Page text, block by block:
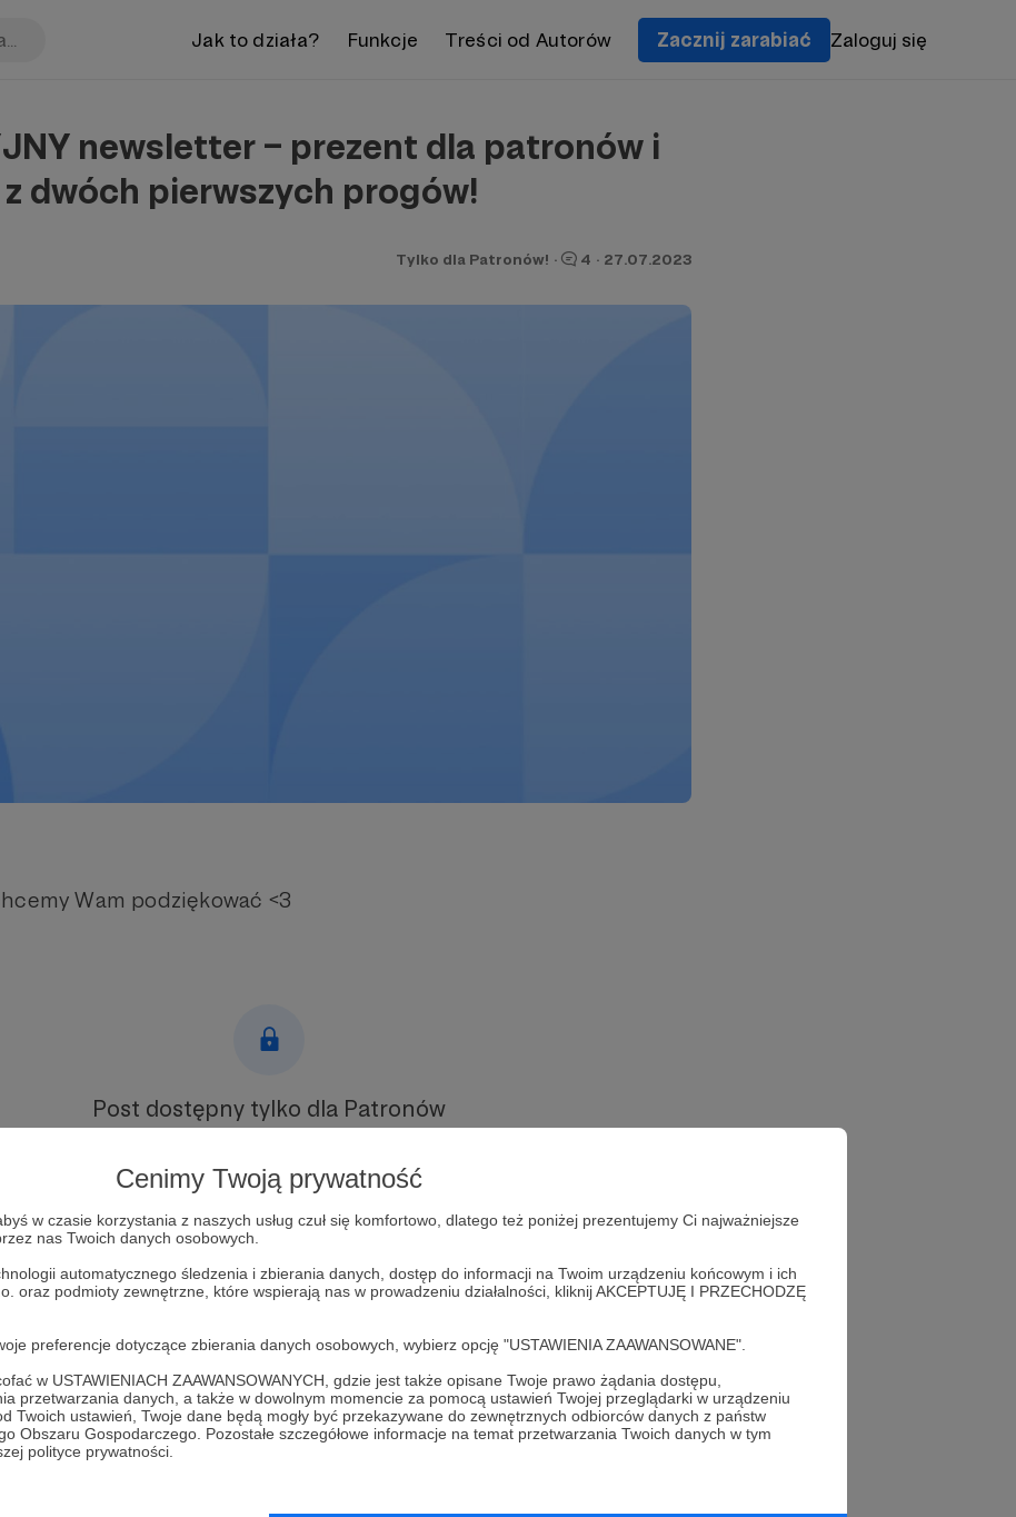
Cenimy Twoją prywatność
w czasie korzystania z naszych usług czuł się komfortowo, dlatego też poniżej prezentujemy Ci najważniejsze
nas Twoich danych osobowych.
automatycznego śledzenia i zbierania danych, dostęp do informacji na Twoim urządzeniu końcowym i ich
oraz podmioty zewnętrzne, które wspierają nas w prowadzeniu działalności, kliknij AKCEPTUJĘ I PRZECHODZĘ
preferencje dotyczące zbierania danych osobowych, wybierz opcję "USTAWIENIA ZAAWANSOWANE".
w USTAWIENIACH ZAAWANSOWANYCH, gdzie jest także opisane Twoje prawo żądania dostępu,
przetwarzania danych, a także w dowolnym momencie za pomocą ustawień Twojej przeglądarki w urządzeniu
Twoich ustawień, Twoje dane będą mogły być przekazywane do zewnętrznych odbiorców danych z państw
Obszaru Gospodarczego. Pozostałe szczegółowe informacje na temat przetwarzania Twoich danych w tym
polityce prywatności.
Jak to działa? Funkcje Treści od Autorów Zacznij zarabiać Zaloguj się
newsletter – prezent dla patronów i
dwóch pierwszych progów!
Tylko dla Patronów! · 4 · 27.07.2023
Wam podziękować <3
Post dostępny tylko dla Patronów
Zostań Patronem
Zaloguj się
Zobacz profil autora